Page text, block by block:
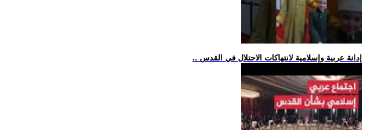
.. إدانة عربية وإسلامية لانتهاكات الاحتلال في القدس